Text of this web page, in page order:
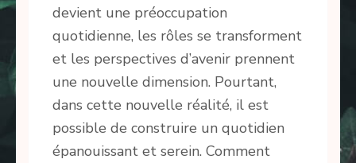
devient une préoccupation
quotidienne, les rôles se transforment
et les perspectives d’avenir prennent
une nouvelle dimension. Pourtant,
dans cette nouvelle réalité, il est
possible de construire un quotidien
épanouissant et serein. Comment